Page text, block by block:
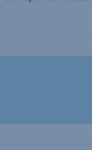
és a
Ezekből pedig
több terv